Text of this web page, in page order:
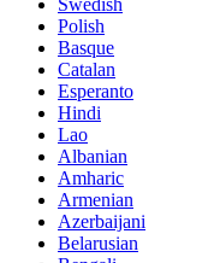
Swedish
Polish
Basque
Catalan
Esperanto
Hindi
Lao
Albanian
Amharic
Armenian
Azerbaijani
Belarusian